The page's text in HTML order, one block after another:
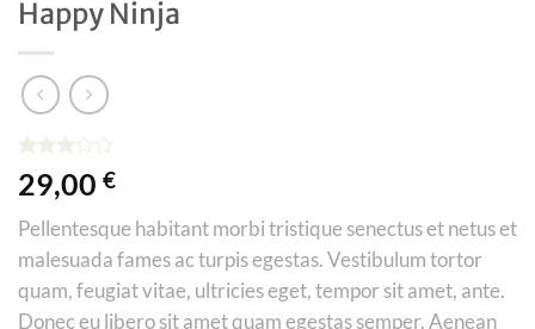
Happy Ninja
Valorado
con
de 5
base a
2
valoraciones
de
29,00 €
Pellentesque habitant morbi tristique senectus et netus et
malesuada fames ac turpis egestas. Vestibulum tortor
quam, feugiat vitae, ultricies eget, tempor sit amet, ante.
Donec eu libero sit amet quam egestas semper. Aenean